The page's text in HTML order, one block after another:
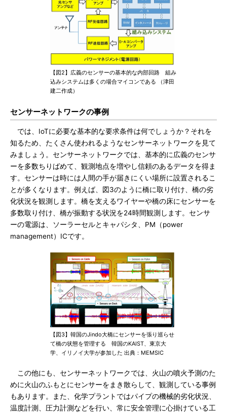
【図2】広義のセンサーの基本的な内部回路 組み
込みシステムは多くの場合マイコンである （津田
建二作成）
センサーネットワークの事例
では、IoTに必要な基本的な要求条件は何でしょうか？それを
知るため、たくさん使われるようなセンサーネットワークを見て
みましょう。センサーネットワークでは、基本的に広義のセンサ
ーを多数ちりばめて、観測地点を増やし信頼のあるデータを得ま
す。センサーは時には人間の手が届きにくい場所に設置されるこ
とが多くなります。例えば、図3のように橋に取り付け、橋の劣
化状況を観測します。橋を支えるワイヤーや橋の床にセンサーを
多数取り付け、橋が振動する状況を24時間観測します。センサ
ーの電源は、ソーラーセルとキャパシタ、PM（power
management）ICです。
【図3】韓国のJindo大橋にセンサーを張り巡らせ
て橋の状態を管理する 韓国のKAIST、東京大
学、イリノイ大学が参加した 出典：MEMSIC
この他にも、センサーネットワークでは、火山の噴火予測のた
めに火山のふもとにセンサーをまき散らして、観測している事例
もあります。また、化学プラントではパイプの機械的劣化状況、
温度計測、圧力計測などを行い、常に安全管理に心掛けている工